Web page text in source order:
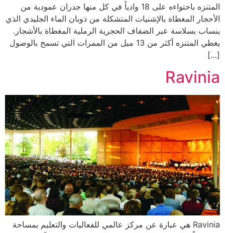
المتنزه باحتواءه على 18 وادياً في كل منها جدران عمودية من
الأحجار المغطاة بالإشنيات المتشكلة من ذوبان الماء الجليدي الذي
ينساب بسلاسة عبر الضفاف الحجرية الرملية المغطاة بالأشجار.
يغطي المتنزه أكثر من 13 ميل من الممرات التي تسمح بالوصول
[…]
Ravinia
Ravinia هي عبارة عن مركز عالمي للفعاليات والتعليم بمساحة